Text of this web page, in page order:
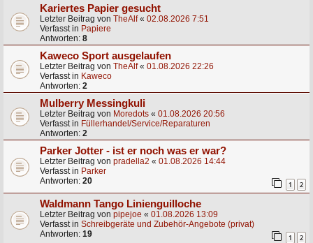
Kariertes Papier gesucht
Letzter Beitrag von TheAlf« 02.08.2026 7:51
Verfasst in Papiere
Antworten: 8
Kaweco Sport ausgelaufen
Letzter Beitrag von TheAlf« 01.08.2026 22:26
Verfasst in Kaweco
Antworten: 2
Mulberry Messingkuli
Letzter Beitrag von Moredots « 01.08.2026 20:56
Verfasst in Füllerhandel/Service/Reparaturen
Antworten: 2
Parker Jotter - ist er noch was er war?
Letzter Beitrag von pradella2 « 01.08.2026 14:44
Verfasst in Parker
Antworten: 20 1 2
Waldmann Tango Linienguilloche
Letzter Beitrag von pipejoe « 01.08.2026 13:09
Verfasst in Schreibgeräte und Zubehör-Angebote (privat)
Antworten: 19 1 2